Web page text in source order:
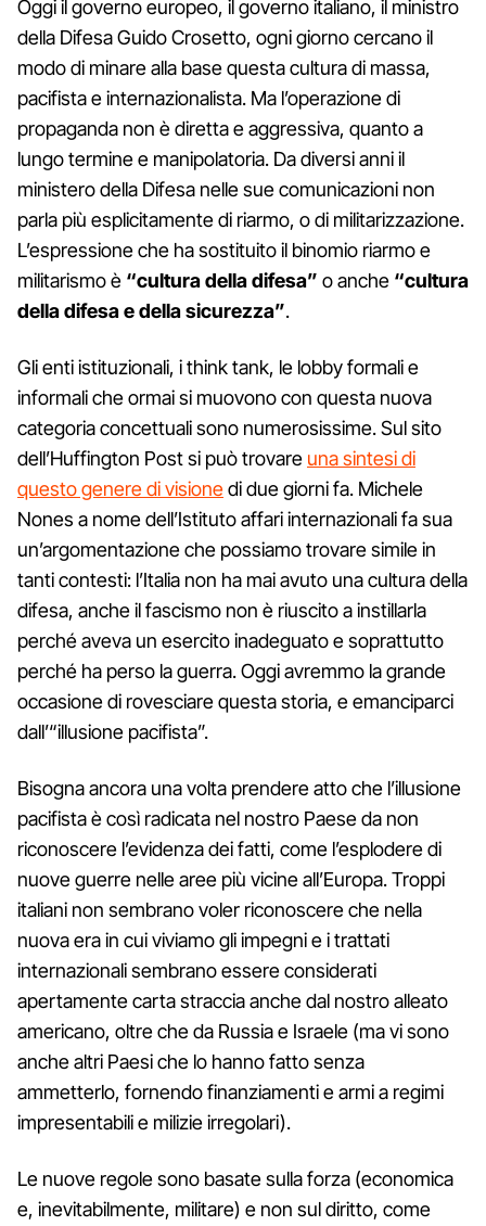
Oggi il governo europeo, il governo italiano, il ministro
della Difesa Guido Crosetto, ogni giorno cercano il
modo di minare alla base questa cultura di massa,
pacifista e internazionalista. Ma l’operazione di
propaganda non è diretta e aggressiva, quanto a
lungo termine e manipolatoria. Da diversi anni il
ministero della Difesa nelle sue comunicazioni non
parla più esplicitamente di riarmo, o di militarizzazione.
L’espressione che ha sostituito il binomio riarmo e
militarismo è “cultura della difesa” o anche “cultura
della difesa e della sicurezza”.
Gli enti istituzionali, i think tank, le lobby formali e
informali che ormai si muovono con questa nuova
categoria concettuali sono numerosissime. Sul sito
dell’Huffington Post si può trovare una sintesi di
questo genere di visionedi due giorni fa. Michele
Nones a nome dell’Istituto affari internazionali fa sua
un’argomentazione che possiamo trovare simile in
tanti contesti: l’Italia non ha mai avuto una cultura della
difesa, anche il fascismo non è riuscito a instillarla
perché aveva un esercito inadeguato e soprattutto
perché ha perso la guerra. Oggi avremmo la grande
occasione di rovesciare questa storia, e emanciparci
dall’“illusione pacifista”.
Bisogna ancora una volta prendere atto che l’illusione
pacifista è così radicata nel nostro Paese da non
riconoscere l’evidenza dei fatti, come l’esplodere di
nuove guerre nelle aree più vicine all’Europa. Troppi
italiani non sembrano voler riconoscere che nella
nuova era in cui viviamo gli impegni e i trattati
internazionali sembrano essere considerati
apertamente carta straccia anche dal nostro alleato
americano, oltre che da Russia e Israele (ma vi sono
anche altri Paesi che lo hanno fatto senza
ammetterlo, fornendo finanziamenti e armi a regimi
impresentabili e milizie irregolari).
Le nuove regole sono basate sulla forza (economica
e, inevitabilmente, militare) e non sul diritto, come